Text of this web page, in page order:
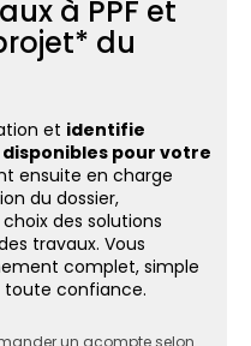
à PPF et
du
et identifie
pour votre
ensuite en charge
du dossier,
des solutions
travaux. Vous
complet, simple
toute confiance.
un acompte selon